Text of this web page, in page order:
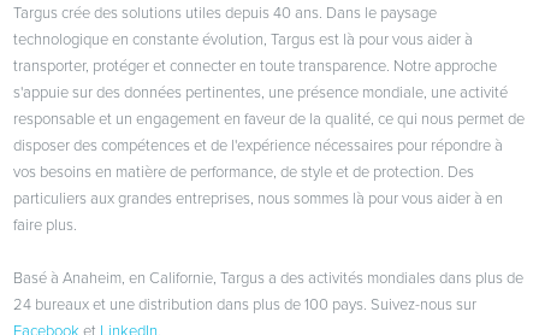
Targus crée des solutions utiles depuis 40 ans. Dans le paysage
technologique en constante évolution, Targus est là pour vous aider à
transporter, protéger et connecter en toute transparence. Notre approche
s'appuie sur des données pertinentes, une présence mondiale, une activité
responsable et un engagement en faveur de la qualité, ce qui nous permet de
disposer des compétences et de l'expérience nécessaires pour répondre à
vos besoins en matière de performance, de style et de protection. Des
particuliers aux grandes entreprises, nous sommes là pour vous aider à en
faire plus.
Basé à Anaheim, en Californie, Targus a des activités mondiales dans plus de
24 bureaux et une distribution dans plus de 100 pays. Suivez-nous sur